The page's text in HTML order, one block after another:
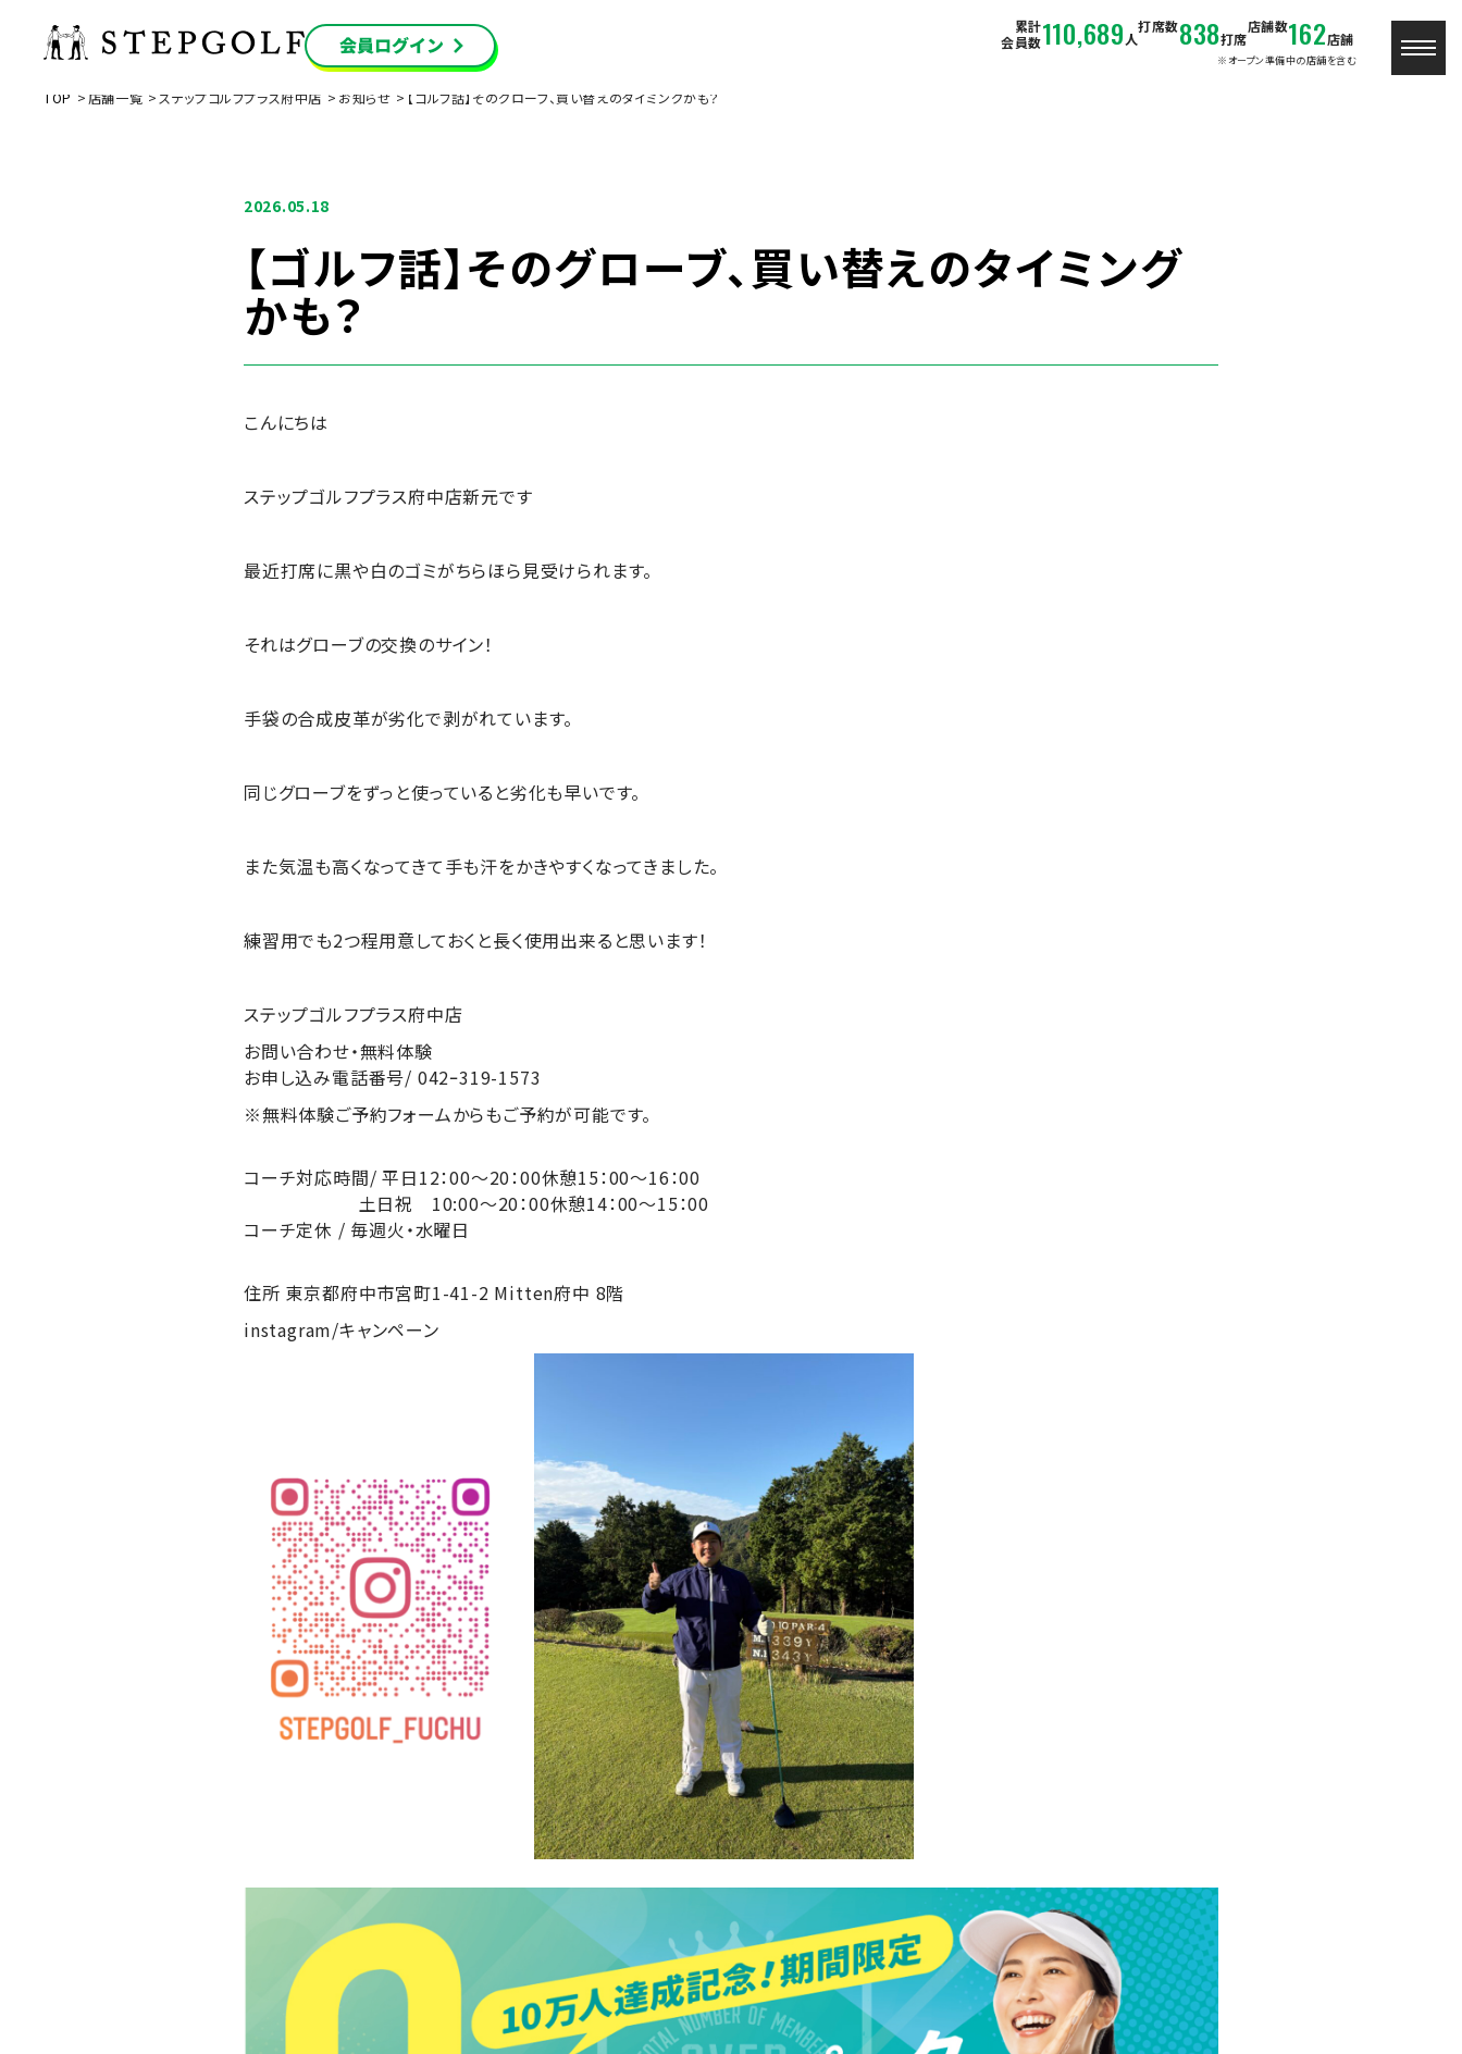
累計
会員数110,689 人
打席数838打席
店舗数162店舗
※オープン準備中の店舗を含む
TOP 店舗一覧 ステップゴルフプラス府中店 お知らせ 【ゴルフ話】そのグローブ、買い替えのタイミングかも？
2026.05.18
【ゴルフ話】そのグローブ、買い替えのタイミング
かも？
こんにちは
ステップゴルフプラス府中店新元です
最近打席に黒や白のゴミがちらほら見受けられます。
それはグローブの交換のサイン！
手袋の合成皮革が劣化で剥がれています。
同じグローブをずっと使っていると劣化も早いです。
また気温も高くなってきて手も汗をかきやすくなってきました。
練習用でも2つ程用意しておくと長く使用出来ると思います！
ステップゴルフプラス府中店
お問い合わせ・無料体験
お申し込み電話番号/ 042ｰ319-1573
※無料体験ご予約フォームからもご予約が可能です。
コーチ対応時間/ 平日12：00～20：00休憩15：00～16：00
土日祝 10:00～20：00休憩14：00～15：00
コーチ定休 / 毎週火・水曜日
住所 東京都府中市宮町1-41-2 Mitten府中 8階
instagram/キャンペーン